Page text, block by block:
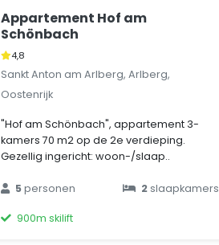
Appartement Hof am
Schönbach
4,8
Sankt Anton am Arlberg, Arlberg,
Oostenrijk
"Hof am Schönbach", appartement 3-
kamers 70 m2 op de 2e verdieping.
Gezellig ingericht: woon-/slaap..
5personen 2slaapkamers
900m skilift